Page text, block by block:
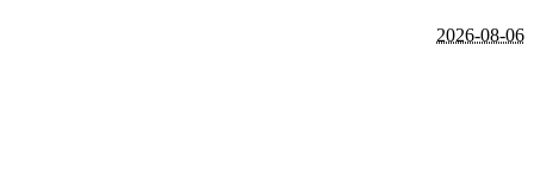
2026-08-06